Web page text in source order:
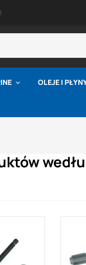
OLEJE I